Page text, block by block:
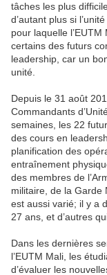
tâches les plus
d’autant plus si
pour laquelle
certains des futurs
leadership, car un
unité.
Depuis le 31 août
Commandants
semaines, les 22
des cours en
planification des
entraînement
des membres de
militaire, de la Garde
est aussi varié; il y a
27 ans, et d’autres
Dans les dernières
l’EUTM Mali, les
d’évaluer les